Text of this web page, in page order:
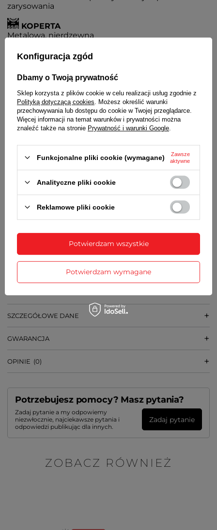
zarysowania
KOPERTA
Metalowa, nierdzewna
BRANSOLETA
Z możliwością regulacji
BATERIA
Czas działania zegarka bez konieczności wymiany
MYIOTA
40 mm
GRUBOŚĆ KOPERTY
37 mm
SZEROKOŚĆ BRANSOLETY PRZY KOPERCIE
20 mm
WAGA
SZCZEGÓŁOWE DANE
GWARANCJA
OPINIE (0)
Potrzebujesz pomocy? Masz pytania?
Zadaj pytanie a my odpowiemy
niezwłocznie, najciekawsze pytania i
odpowiedzi publikując dla innych.
Zadaj pytanie
ZOBACZ RÓWNIEŻ
Konfiguracja zgód
Dbamy o Twoją prywatność
Sklep korzysta z plików cookie w celu realizacji usług zgodnie z
Polityką dotyczącą cookies . Możesz określić warunki
przechowywania lub dostępu do cookie w Twojej przeglądarce.
Więcej informacji na temat warunków i prywatności można
znaleźć także na stronie Prywatność i warunki Google
Funkcjonalne pliki cookie (wymagane)
Zawsze
aktywne
Analityczne pliki cookie
Reklamowe pliki cookie
Potwierdzam wymagane
Potwierdzam wszystkie